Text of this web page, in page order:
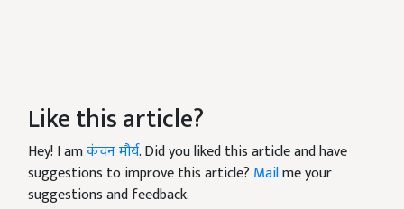
Like this article?
Hey! I amकंचन मौर्य. Did you liked this article and have
suggestions to improve this article? Mailme your
suggestions and feedback.